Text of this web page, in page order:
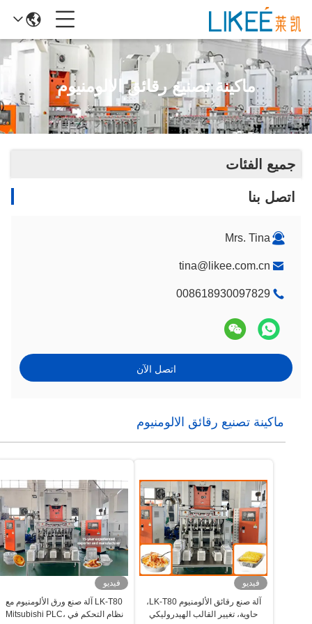
ماكينة تصنيع رقائق الالومنيوم
جميع الفئات
اتصل بنا
Mrs. Tina
tina@likee.com.cn
008618930097829
اتصل الآن
ماكينة تصنيع رقائق الالومنيوم
فيديو
آلة صنع رقائق الألومنيوم LK-T80،
حاوية، تغيير القالب الهيدروليكي
فيديو
LK-T80 آلة صنع ورق الألومنيوم مع
نظام التحكم في Mitsubishi PLC،